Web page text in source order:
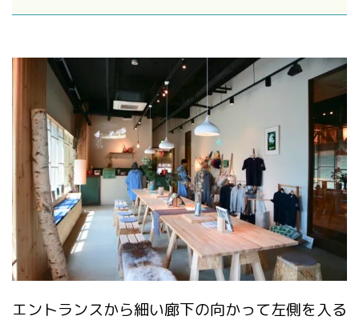
エントランスから細い廊下の向かって左側を入る